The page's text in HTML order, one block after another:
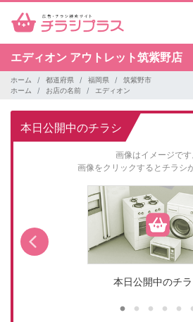
エディオン アウトレット筑紫野店
ホーム 都道府県 福岡県
筑紫野市
ホーム
お店の名前 エディオン
本日公開中のチラシ
画像はイメージです
画像をクリックするとチラシ
本日公開中のチ